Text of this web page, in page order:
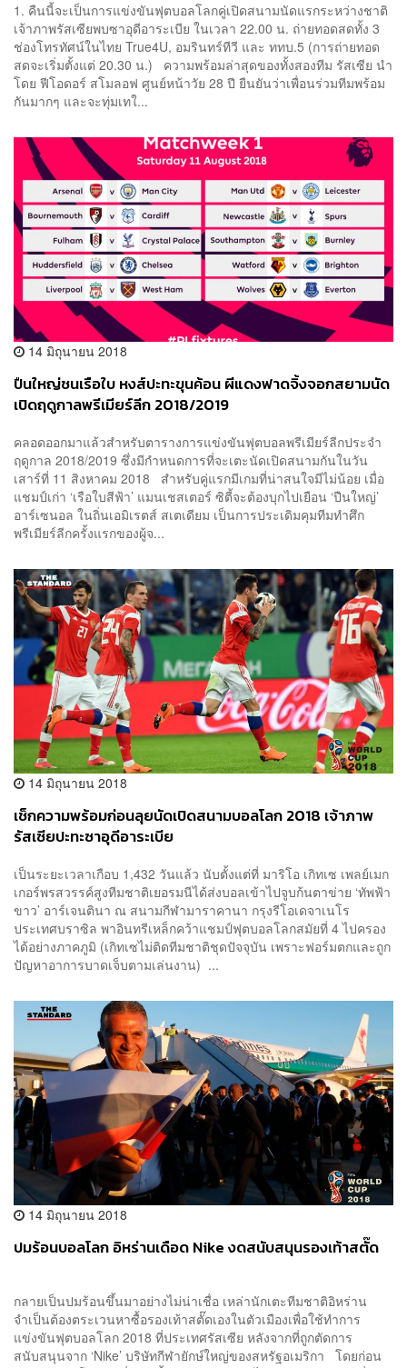
1. คืนนี้จะเป็นการแข่งขันฟุตบอลโลกคู่เปิดสนามนัดแรกระหว่างชาติ
เจ้าภาพรัสเซียพบซาอุดีอาระเบีย ในเวลา 22.00 น. ถ่ายทอดสดทั้ง 3
ช่องโทรทัศน์ในไทย True4U, อมรินทร์ทีวี และ ททบ.5 (การถ่ายทอด
สดจะเริ่มตั้งแต่ 20.30 น.) ความพร้อมล่าสุดของทั้งสองทีม รัสเซีย นำ
โดย ฟีโอดอร์ สโมลอฟ ศูนย์หน้าวัย 28 ปี ยืนยันว่าเพื่อนร่วมทีมพร้อม
กันมากๆ และจะทุ่มเทใ...
14 มิถุนายน 2018
ปืนใหญ่ชนเรือใบ หงส์ปะทะขุนค้อน ผีแดงฟาดจิ้งจอกสยามนัด
เปิดฤดูกาลพรีเมียร์ลีก 2018/2019
คลอดออกมาแล้วสำหรับตารางการแข่งขันฟุตบอลพรีเมียร์ลีกประจำ
ฤดูกาล 2018/2019 ซึ่งมีกำหนดการที่จะเตะนัดเปิดสนามกันในวัน
เสาร์ที่ 11 สิงหาคม 2018 สำหรับคู่แรกมีเกมที่น่าสนใจมีไม่น้อย เมื่อ
แชมป์เก่า ‘เรือใบสีฟ้า’ แมนเชสเตอร์ ซิตี้จะต้องบุกไปเยือน ‘ปืนใหญ่’
อาร์เซนอล ในถิ่นเอมิเรตส์ สเตเดียม เป็นการประเดิมคุมทีมทำศึก
พรีเมียร์ลีกครั้งแรกของผู้จ...
14 มิถุนายน 2018
เช็กความพร้อมก่อนลุยนัดเปิดสนามบอลโลก 2018 เจ้าภาพ
รัสเซียปะทะซาอุดีอาระเบีย
เป็นระยะเวลาเกือบ 1,432 วันแล้ว นับตั้งแต่ที่ มาริโอ เกิทเซ เพลย์เมก
เกอร์พรสวรรค์สูงทีมชาติเยอรมนีได้ส่งบอลเข้าไปจูบก้นตาข่าย ‘ทัพฟ้า
ขาว’ อาร์เจนตินา ณ​ สนามกีฬามาราคานา กรุงรีโอเดจาเนโร
ประเทศบราซิล พาอินทรีเหล็กคว้าแชมป์ฟุตบอลโลกสมัยที่ 4 ไปครอง
ได้อย่างภาคภูมิ (เกิทเซไม่ติดทีมชาติชุดปัจจุบัน เพราะฟอร์มตกและถูก
ปัญหาอาการบาดเจ็บตามเล่นงาน) ...
14 มิถุนายน 2018
ปมร้อนบอลโลก อิหร่านเดือด Nike งดสนับสนุนรองเท้าสตั๊ด
กลายเป็นปมร้อนขึ้นมาอย่างไม่น่าเชื่อ เหล่านักเตะทีมชาติอิหร่าน
จำเป็นต้องตระเวนหาซื้อรองเท้าสตั๊ดเองในตัวเมืองเพื่อใช้ทำการ
แข่งขันฟุตบอลโลก 2018 ที่ประเทศรัสเซีย หลังจากที่ถูกตัดการ
สนับสนุนจาก ‘Nike’ บริษัทกีฬายักษ์ใหญ่ของสหรัฐอเมริกา โดยก่อน